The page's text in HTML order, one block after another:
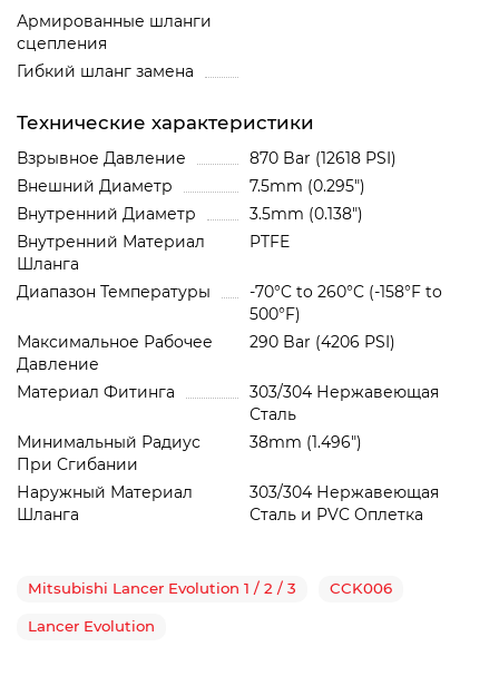
Армированные шланги
сцепления
Гибкий шланг замена
Технические характеристики
Взрывное Давление
870 Bar (12618 PSI)
Внешний Диаметр
7.5mm (0.295")
Внутренний Диаметр
3.5mm (0.138")
Внутренний Материал
Шланга
PTFE
Диапазон Температуры
-70°C to 260°C (-158°F to
500°F)
Максимальное Рабочее
Давление
290 Bar (4206 PSI)
Материал Фитинга
303/304 Нержавеющая
Сталь
Минимальный Радиус
При Сгибании
38mm (1.496")
Наружный Материал
Шланга
303/304 Нержавеющая
Сталь и PVC Oплетка
Mitsubishi Lancer Evolution 1 / 2 / 3 CCK006
Lancer Evolution